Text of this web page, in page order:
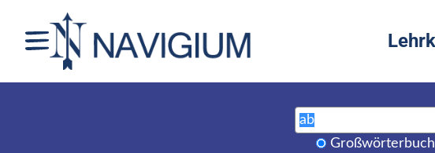
Großwörterbuch